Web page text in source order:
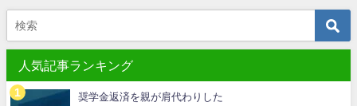
人気記事ランキング
奨学金返済を親が肩代わりした